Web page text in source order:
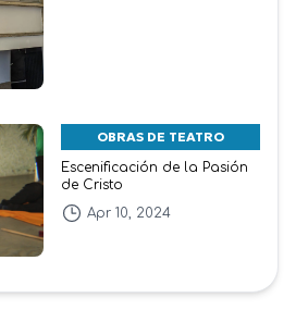
OBRAS DE TEATRO
Escenificación de la Pasión
de Cristo
Apr 10, 2024